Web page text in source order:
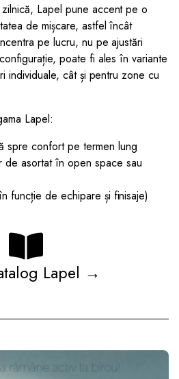
Lapel pune accent pe o
de mișcare, astfel încât
pe lucru, nu pe ajustări
poate fi ales în variante
individuale, cât și pentru zone cu
Lapel:
spre confort pe termen lung
de asortat în open space sau
funcție de echipare și finisaje)
Lapel →